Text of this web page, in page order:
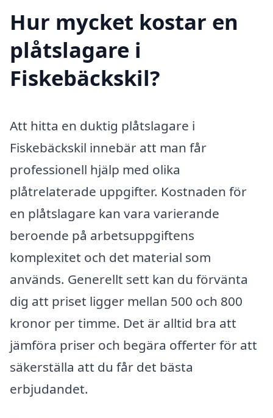
Hur mycket kostar en
plåtslagare i
Fiskebäckskil?
Att hitta en duktig plåtslagare i
Fiskebäckskil innebär att man får
professionell hjälp med olika
plåtrelaterade uppgifter. Kostnaden för
en plåtslagare kan vara varierande
beroende på arbetsuppgiftens
komplexitet och det material som
används. Generellt sett kan du förvänta
dig att priset ligger mellan 500 och 800
kronor per timme. Det är alltid bra att
jämföra priser och begära offerter för att
säkerställa att du får det bästa
erbjudandet.